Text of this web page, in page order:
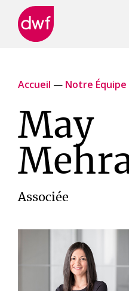
Accueil — Notre Équipe
May
Associée